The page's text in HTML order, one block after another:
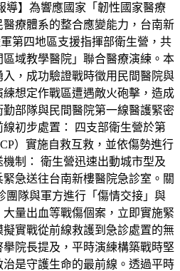
導】為響應國家「韌性國家醫療
療體系的整合應變能力，台南新
第四地區支援指揮部衛生營，共
域教學醫院」聯合醫療演練。本
，成功驗證戰時徵用民間醫院與
想定作戰區遭遇敵火砲擊，造成
部隊與民間醫院第一線醫護緊密
初步處置： 四支部衛生營於第
）實施自救互救，並依傷勢進行
制： 衛生營迅速出動城市型及
急送往台南新樓醫院急診室。關
團隊與軍方進行「傷情交接」與
大量出血等戰傷個案，立即實施緊
實戰從前線救護到急診處置的無
院長提及，平時演練構築戰時堅
是守護生命的最前線。透過平時